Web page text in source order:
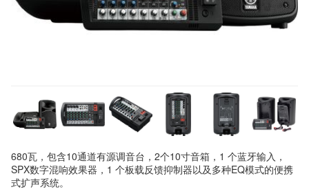
680瓦，包含10通道有源调音台，2个10寸音箱，1 个蓝牙输入，
SPX数字混响效果器，1 个板载反馈抑制器以及多种EQ模式的便携
式扩声系统。